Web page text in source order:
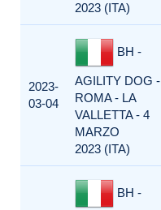
2023 (ITA)
2023-
03-04
BH -
AGILITY DOG -
ROMA - LA
VALLETTA - 4
MARZO
2023 (ITA)
BH -